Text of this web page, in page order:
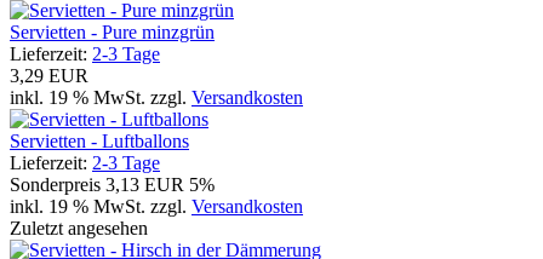
Servietten - Pure minzgrün
Lieferzeit: 2-3 Tage
3,29 EUR
inkl. 19 % MwSt. zzgl. Versandkosten
Servietten - Luftballons
Lieferzeit: 2-3 Tage
Sonderpreis 3,13 EUR 5%
inkl. 19 % MwSt. zzgl. Versandkosten
Zuletzt angesehen